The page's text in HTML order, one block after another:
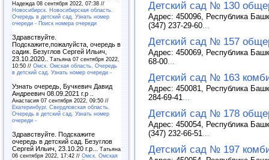
Надежда 08 сентября 2022, 07:38 //
Новосибирск. Новосибирская область.
Очередь в детский сад. Узнать номер
очереди - Поиск номера очереди
Здравствуйте.
Подскажите,пожалуйста, очередь в
садик. Безуглов Сергей Ильич,
23.10.2020.. Татьяна 07 сентября 2022,
10:50 // Омск. Омская область. Очередь
в детский сад. Узнать номер очереди -
Узнать очередь, Бучкевич Давид
Андреевич 08.09.2021 г.р ..
Анастасия 07 сентября 2022, 09:50 //
Екатеринбург. Свердловская область.
Очередь в детский сад. Узнать номер
очереди -
Здравствуйте. Подскажите
очередь в детский сад. Безуглов
Сергей Ильич, 23.10.20 г.р... Татьяна
06 сентября 2022, 17:42 // Омск. Омская
Детский сад № 130
Адрес: 450096, Республика
(347) 237-29-60
Детский сад № 157
Адрес: 450069, Республика
68-00
Детский сад № 163
Адрес: 450081, Республика
284-69-41
Детский сад № 178
Адрес: 450054, Республика
(347) 232-66-51
Детский сад № 197